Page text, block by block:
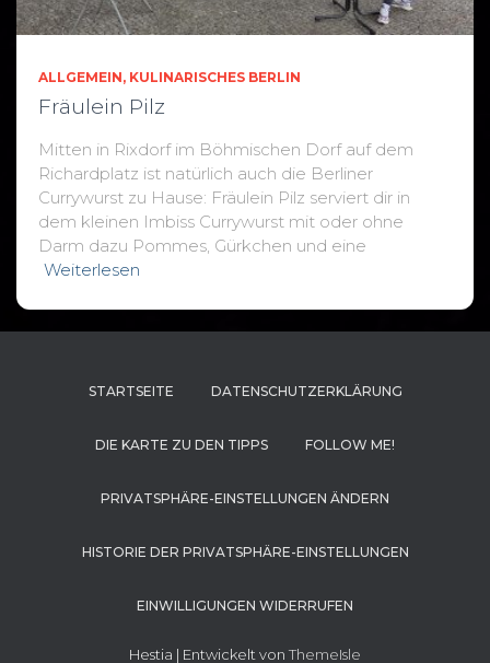
ALLGEMEIN KULINARISCHES BERLIN
Fräulein Pilz
Mitten in Rixdorf im Böhmischen Dorf auf dem
Richardplatz ist natürlich auch die Berliner
Currywurst zu Hause: Fräulein Pilz serviert dir in
dem kleinen Imbiss Currywurst mit oder ohne
Darm dazu Pommes, Gürkchen und eine
Weiterlesen
STARTSEITE DATENSCHUTZERKLÄRUNG
DIE KARTE ZU DEN TIPPS FOLLOW ME!
PRIVATSPHÄRE-EINSTELLUNGEN ÄNDERN
HISTORIE DER PRIVATSPHÄRE-EINSTELLUNGEN
EINWILLIGUNGEN WIDERRUFEN
Hestia | Entwickelt von ThemeIsle